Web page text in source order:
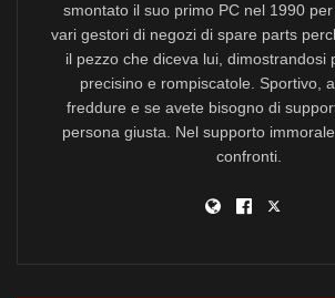
smontato il suo primo PC nel 1990
vari gestori di negozi di spare parts
il pezzo che diceva lui, dimostrandosi
precisino e rompiscatole. Sportivo,
freddure e se avete bisogno di
persona giusta. Nel supporto
confronti.